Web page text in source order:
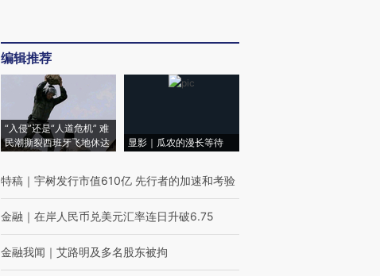
编辑推荐
“入侵”还是“人道危机” 难
民潮撕裂西班牙飞地休达
显影｜瓜农的漫长等待
特稿 ｜ 宇树发行市值610亿 先行者的加速和考验
金融 ｜ 在岸人民币兑美元汇率连日升破6.75
金融我闻 ｜ 艾路明及多名股东被拘